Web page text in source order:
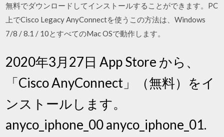
無料でダウンロードしてインストールすることができます。PC
上でCisco Legacy AnyConnectを使うこの方法は、Windows
7/8 / 8.1 / 10とすべてのMac OSで動作します。
2020年3月27日 App Store から、
「Cisco AnyConnect」（無料）をイ
ンストールします。
anyco_iphone_00 anyco_iphone_01.